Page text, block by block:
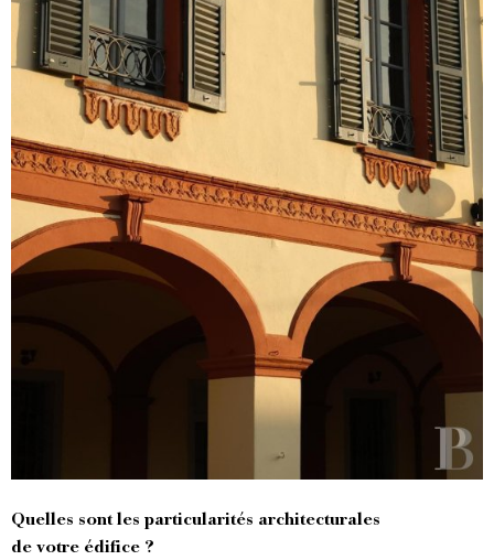
Quelles sont les particularités architecturales
de votre édifice ?